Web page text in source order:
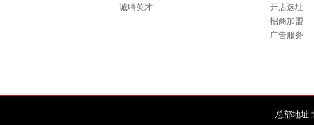
诚聘英才
开店选址
招商加盟
广告服务
总部地址: